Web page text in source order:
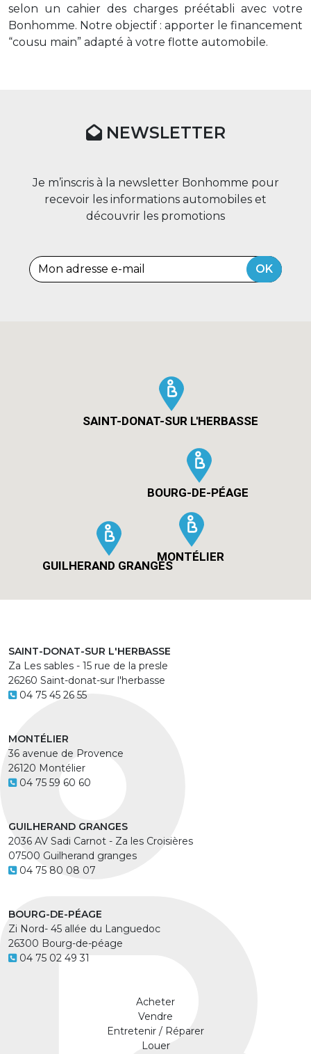
selon un cahier des charges préétabli avec votre
Bonhomme. Notre objectif : apporter le financement
“cousu main” adapté à votre flotte automobile.
NEWSLETTER
Je m’inscris à la newsletter Bonhomme pour
recevoir les informations automobiles et
découvrir les promotions
OK
SAINT-DONAT-SUR L'HERBASSE
MONTÉLIER
GUILHERAND GRANGES
BOURG-DE-PÉAGE
SAINT-DONAT-SUR L'HERBASSE
Za Les sables - 15 rue de la presle
26260 Saint-donat-sur l'herbasse
04 75 45 26 55
MONTÉLIER
36 avenue de Provence
26120 Montélier
04 75 59 60 60
GUILHERAND GRANGES
2036 AV Sadi Carnot - Za les Croisières
07500 Guilherand granges
04 75 80 08 07
BOURG-DE-PÉAGE
Zi Nord- 45 allée du Languedoc
26300 Bourg-de-péage
04 75 02 49 31
Acheter
Vendre
Entretenir / Réparer
Louer